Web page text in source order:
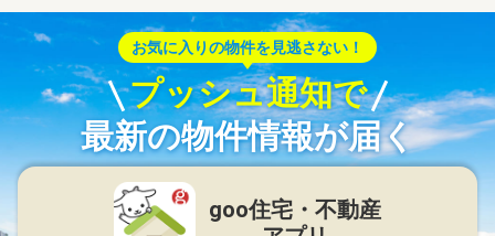
お気に入りの物件を見逃さない！
プッシュ通知で
最新の物件情報が届く
goo住宅・不動産